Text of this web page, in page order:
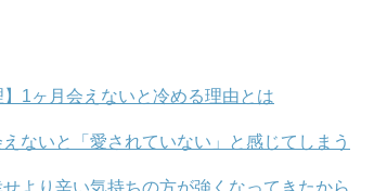
】1ヶ月会えないと冷める理由とは
えないと「愛されていない」と感じてしまう
せより辛い気持ちの方が強くなってきたから